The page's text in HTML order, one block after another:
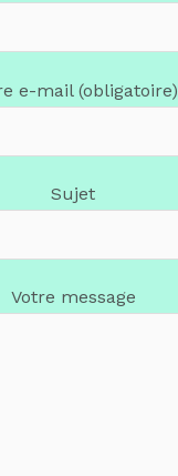
e-mail (obligatoire)
Sujet
Votre message